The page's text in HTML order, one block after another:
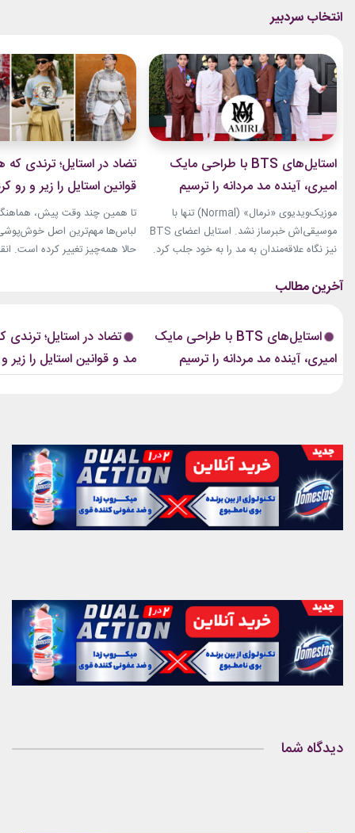
استایل‌های BTS با طراحی مایک
امیری، آینده مد مردانه را ترسیم
کردند
موزیک‌ویدیوی «نرمال» (Normal) تنها با
موسیقی‌اش خبرساز نشد. استایل اعضای BTS
نیز نگاه علاقه‌مندان به مد را به خود جلب کرد.
(Amiri)، متعلق به طراح آمریکاییِ ایرانی‌تبار،
است که در تمام این اوت‌فیت‌ها دیده...
تضاد در استایل؛ ترندی
قوانین استایل را زیر و رو
تا همین چند وقت پیش،
لباس‌ها مهم‌ترین اصل خوش‌پوشی
حالا همه‌چیز تغییر کرده است.
این رویکرد، قرار نیست فقط
استایل‌های BTS با طراحی مایک
امیری، آینده مد مردانه را ترسیم
کردند
تضاد در استایل؛ ترندی
مد و قوانین استایل را زیر
دیدگاه شما